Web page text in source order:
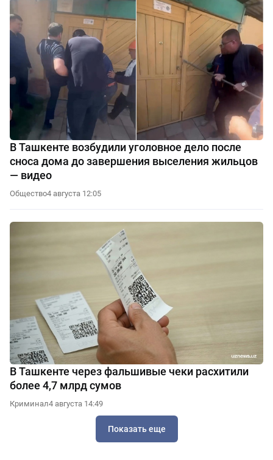
В Ташкенте возбудили уголовное дело после
сноса дома до завершения выселения жильцов
— видео
Общество4 августа 12:05
В Ташкенте через фальшивые чеки расхитили
более 4,7 млрд сумов
Криминал4 августа 14:49
Показать еще